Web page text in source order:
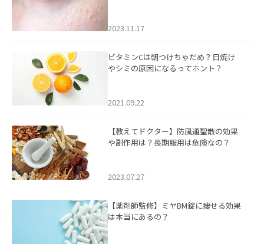
2023.11.17
ビタミンCは朝つけちゃだめ？日焼け
やシミの原因になるってホント？
2021.09.22
【教えてドクター】防風通聖散の効果
や副作用は？長期服用は危険なの？
2023.07.27
【薬剤師監修】ミヤBM錠に痩せる効果
は本当にあるの？